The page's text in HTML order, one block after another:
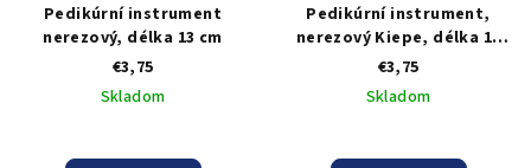
Pedikúrní instrument
nerezový, délka 13 cm
€3,75
Skladom
Pedikúrní instrument,
nerezový Kiepe, délka 13
cm
€3,75
Skladom